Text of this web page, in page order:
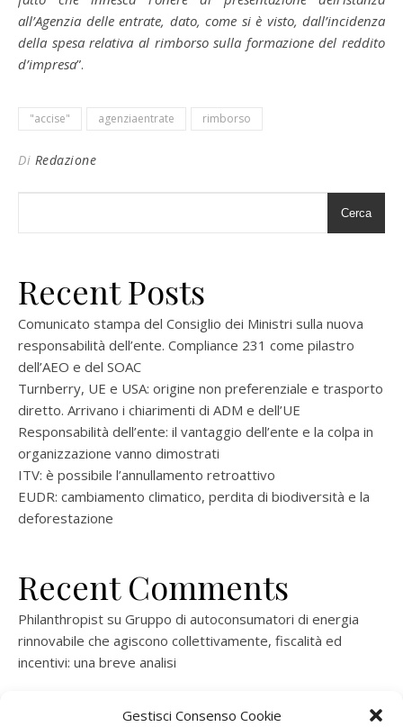
Gestisci Consenso Cookie
all’Agenzia delle entrate, dato, come si è visto, dall’incidenza
della spesa relativa al rimborso sulla formazione del reddito
d’impresa”.
"accise" agenziaentrate rimborso
Di Redazione
Cerca
Recent Posts
Comunicato stampa del Consiglio dei Ministri sulla nuova
responsabilità dell’ente. Compliance 231 come pilastro
dell’AEO e del SOAC
Turnberry, UE e USA: origine non preferenziale e trasporto
diretto. Arrivano i chiarimenti di ADM e dell’UE
Responsabilità dell’ente: il vantaggio dell’ente e la colpa in
organizzazione vanno dimostrati
ITV: è possibile l’annullamento retroattivo
EUDR: cambiamento climatico, perdita di biodiversità e la
deforestazione
Recent Comments
Philanthropist su Gruppo di autoconsumatori di energia
rinnovabile che agiscono collettivamente, fiscalità ed
incentivi: una breve analisi
rinnovabile che agiscono collettivamente, fiscalità ed